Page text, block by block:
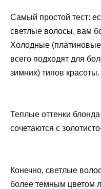
Самый простой тест:
светлые волосы, вам
Холодные
всего подходят для
зимних) типов красоты.
Теплые оттенки
сочетаются с
Конечно, светлые
более темным цветом